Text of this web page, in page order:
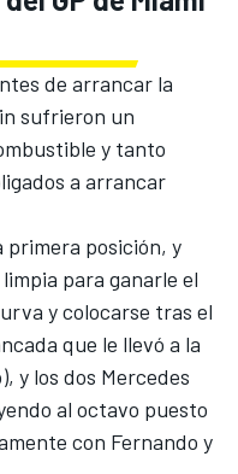
de arrancar la
sufrieron un
y tanto
a arrancar
primera posición, y
para ganarle el
y colocarse tras el
que le llevó a la
y los dos Mercedes
al octavo puesto
con Fernando y